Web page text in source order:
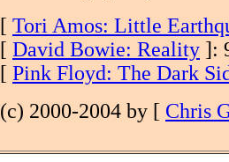
[ Tori Amos: Little
[ David Bowie: Reality ]:
[ Pink Floyd: The Dark
(c) 2000-2004 by [ Chris